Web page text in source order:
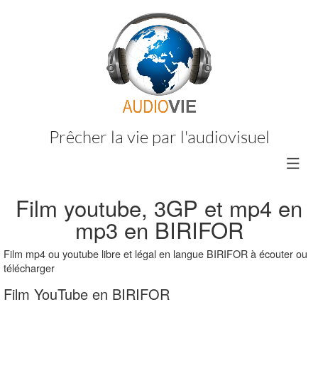
Prêcher la vie par l'audiovisuel
Film youtube, 3GP et mp4 en
mp3 en BIRIFOR
Film mp4 ou youtube libre et légal en langue BIRIFOR à écouter ou
télécharger
Film YouTube en BIRIFOR